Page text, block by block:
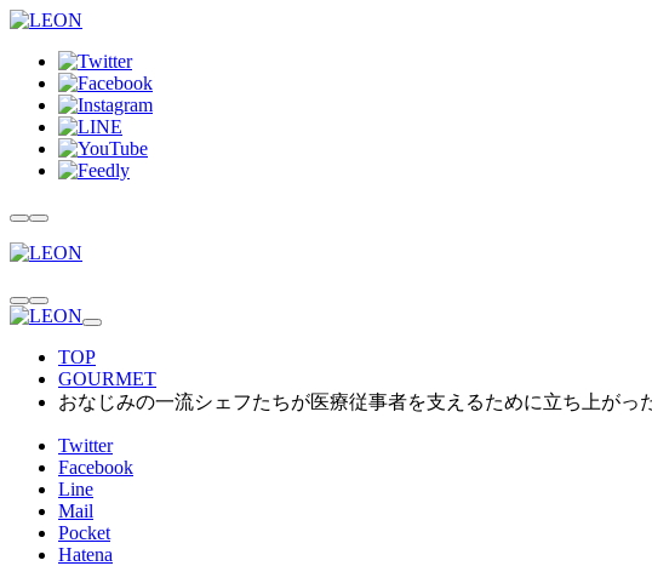
TOP
GOURMET
おなじみの一流シェフたちが医療従事者を支えるために立ち上がっ
Twitter
Facebook
Line
Mail
Pocket
Hatena